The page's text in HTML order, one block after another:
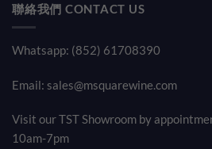
聯絡我們 CONTACT US
Whatsapp: (852) 61708390
Email: sales@msquarewine.com
Visit our TST Showroom by
10am-7pm